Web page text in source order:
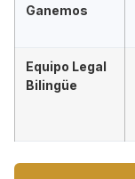
Ganemos
Equipo Legal
Bilingüe